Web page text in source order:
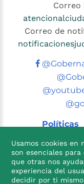
Correo de
Políticas
Usamos cookies en
son esenciales
que otras nos
experiencia del
decidir por ti